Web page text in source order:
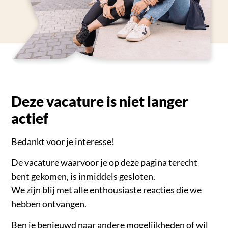
Deze vacature is niet langer
actief
Bedankt voor je interesse!
De vacature waarvoor je op deze pagina terecht
bent gekomen, is inmiddels gesloten.
We zijn blij met alle enthousiaste reacties die we
hebben ontvangen.
Ben je benieuwd naar andere mogelijkheden of wil